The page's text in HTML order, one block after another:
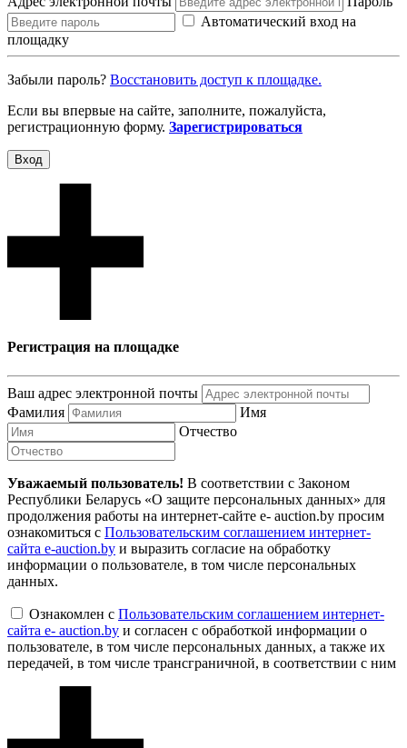
Автоматический вход на
площадку
Забыли пароль? Восcтановить доступ к площадке.
Если вы впервые на сайте, заполните, пожалуйста,
регистрационную форму. Зарегистрироваться
Вход
Регистрация на площадке
Ваш адрес электронной почты
Фамилия
Имя
Отчество
Уважаемый пользователь! В соответствии с Законом
Республики Беларусь «О защите персональных данных» для
продолжения работы на интернет-сайте e- auction.by просим
ознакомиться с Пользовательским соглашением интернет-
сайта e-auction.by и выразить согласие на обработку
информации о пользователе, в том числе персональных
данных.
Ознакомлен с Пользовательским соглашением интернет-
сайта e- auction.by и согласен с обработкой информации о
пользователе, в том числе персональных данных, а также их
передачей, в том числе трансграничной, в соответствии с ним